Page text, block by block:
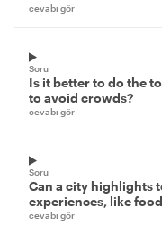
cevabı gör
Soru
Is it better to do the
to avoid crowds?
cevabı gör
Soru
Can a city highlights
experiences, like
cevabı gör